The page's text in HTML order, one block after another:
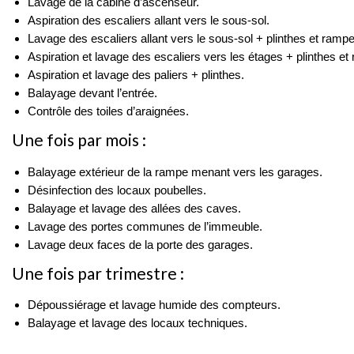
Aspiration des escaliers allant vers le sous-sol.
Lavage des escaliers allant vers le sous-sol + plinthes et
Aspiration et lavage des escaliers vers les étages + plinthes et
Aspiration et lavage des paliers + plinthes.
Balayage devant l’entrée.
Contrôle des toiles d’araignées.
Une fois par mois :
Balayage extérieur de la rampe menant vers les garages.
Désinfection des locaux poubelles.
Balayage et lavage des allées des caves.
Lavage des portes communes de l’immeuble.
Lavage deux faces de la porte des garages.
Une fois par trimestre :
Dépoussiérage et lavage humide des compteurs.
Balayage et lavage des locaux techniques.